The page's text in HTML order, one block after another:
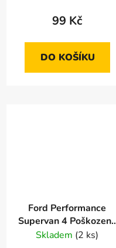
99 Kč
DO KOŠÍKU
Ford Performance
Supervan 4 Poškozený
obal
Skladem (2 ks)